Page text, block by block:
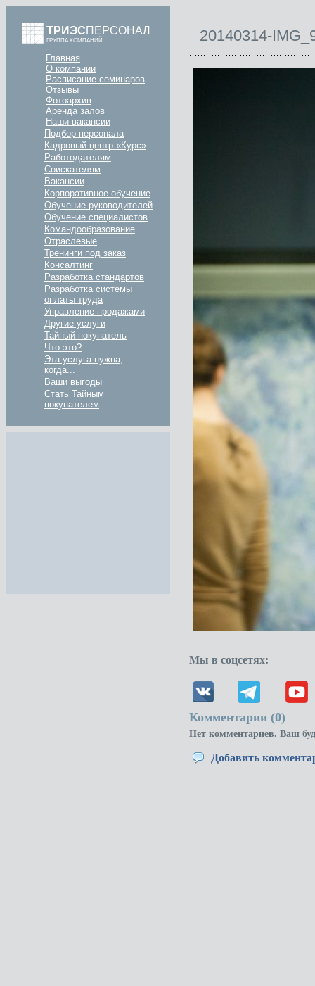
ТРИЭСПЕРСОНАЛ
ГРУППА КОМПАНИЙ
Главная
О компании
Расписание семинаров
Отзывы
Фотоархив
Аренда залов
Наши вакансии
Подбор персонала
Кадровый центр «Курс»
Работодателям
Соискателям
Вакансии
Корпоративное обучение
Обучение руководителей
Обучение специалистов
Командообразование
Отраслевые
Тренинги под заказ
Консалтинг
Разработка стандартов
Разработка системы
оплаты труда
Управление продажами
Другие услуги
Тайный покупатель
Что это?
Эта услуга нужна,
когда...
Ваши выгоды
Стать Тайным
покупателем
20140314-
Мы в соцсетях:
Комментарии (0)
Нет комментариев. Ваш
Добавить